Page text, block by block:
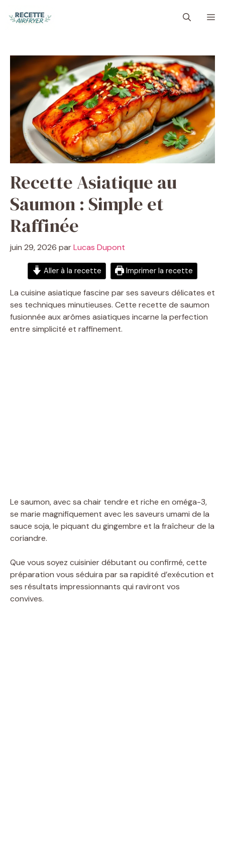
Recette Asiatique au
Saumon : Simple et
Raffinée
juin 29, 2026 parLucas Dupont
Aller à la recette Imprimer la recette
La cuisine asiatique fascine par ses saveurs délicates et
ses techniques minutieuses. Cette recette de saumon
fusionnée aux arômes asiatiques incarne la perfection
entre simplicité et raffinement.
Le saumon, avec sa chair tendre et riche en oméga-3,
se marie magnifiquement avec les saveurs umami de la
sauce soja, le piquant du gingembre et la fraîcheur de la
coriandre.
Que vous soyez cuisinier débutant ou confirmé, cette
préparation vous séduira par sa rapidité d’exécution et
ses résultats impressionnants qui raviront vos
convives.